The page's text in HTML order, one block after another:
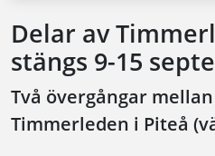
Delar av
stängs 9-15
Två övergångar
Timmerleden i Piteå